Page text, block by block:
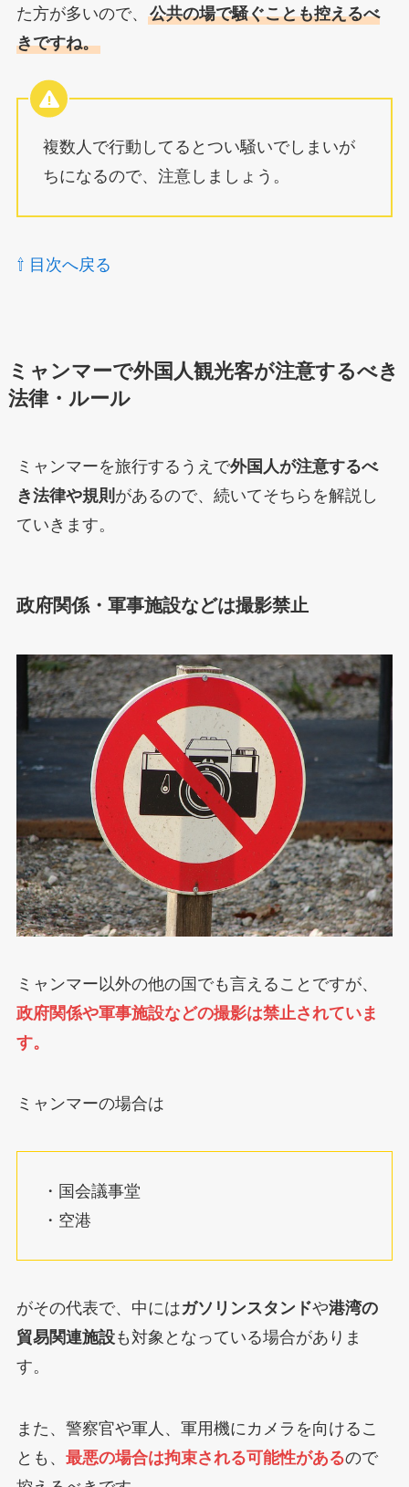
た方が多いので、 公共の場で騒ぐことも控えるべ
きですね。
複数人で行動してるとつい騒いでしまいが
ちになるので、注意しましょう。
⇧ 目次へ戻る
ミャンマーで外国人観光客が注意するべき
法律・ルール
ミャンマーを旅行するうえで外国人が注意するべ
き法律や規則 があるので、続いてそちらを解説し
ていきます。
政府関係・軍事施設などは撮影禁止
ミャンマー以外の他の国でも言えることですが、
政府関係や軍事施設などの撮影は禁止されていま
す。
ミャンマーの場合は
・国会議事堂
・空港
がその代表で、中にはガソリンスタンドや港湾の
貿易関連施設も対象となっている場合がありま
す。
また、警察官や軍人、軍用機にカメラを向けるこ
とも、 最悪の場合は拘束される可能性があるので